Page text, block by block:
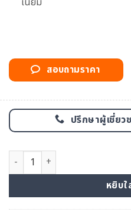
สอบถามราคา
ปรึกษาผู้เชี่ย
จำนวน เครื่องซีลสายพาน(บอดี้เ
หยิบใ